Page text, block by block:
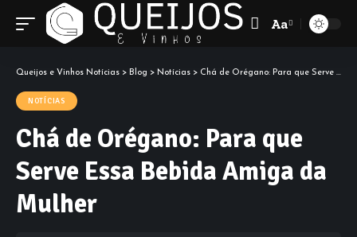
Font
Aa
Queijos e Vinhos Notícias > Blog > Notícias > Chá de Orégano: Para que Serve Essa Bebida Amiga da Mulher
NOTÍCIAS
Chá de Orégano: Para que
Serve Essa Bebida Amiga da
Mulher